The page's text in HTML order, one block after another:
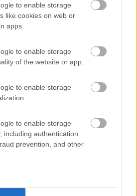
to enable storage
like cookies on web or
apps.
to enable storage
of the website or app.
to enable storage
to enable storage
including authentication
prevention, and other
Gardiola
Felice del Benaco(BS)
Campeggio
Felice del Benaco
Campeggio